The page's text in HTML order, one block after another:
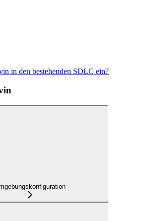
in den bestehenden SDLC ein?